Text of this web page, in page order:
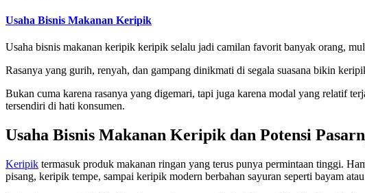
Usaha Bisnis Makanan Keripik
Usaha bisnis makanan keripik keripik selalu jadi camilan favorit banyak orang,
Rasanya yang gurih, renyah, dan gampang dinikmati di segala suasana bikin
Bukan cuma karena rasanya yang digemari, tapi juga karena modal yang relatif
tersendiri di hati konsumen.
Usaha Bisnis Makanan Keripik dan Potensi
Keripik termasuk produk makanan ringan yang terus punya permintaan tinggi.
pisang, keripik tempe, sampai keripik modern berbahan sayuran seperti bayam